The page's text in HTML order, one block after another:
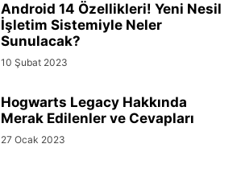
Android 14 Özellikleri! Yeni Nesil
İşletim Sistemiyle Neler
Sunulacak?
10 Şubat 2023
Hogwarts Legacy Hakkında
Merak Edilenler ve Cevapları
27 Ocak 2023